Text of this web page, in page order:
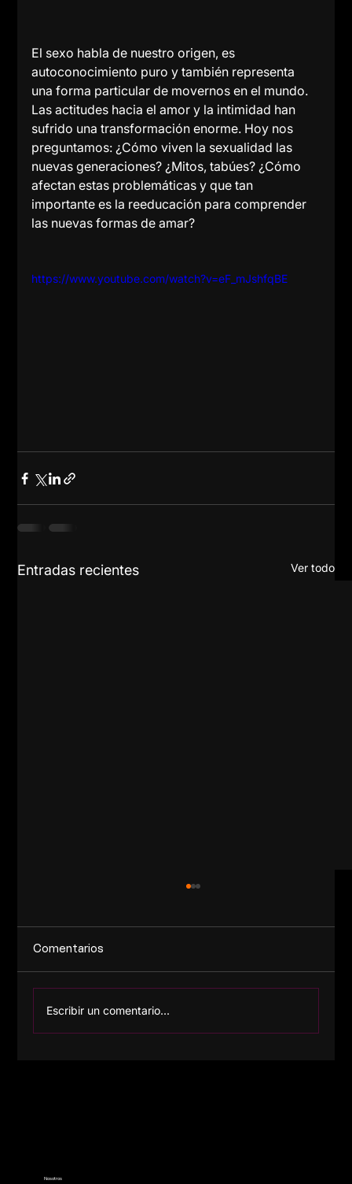
El sexo habla de nuestro origen, es
autoconocimiento puro y también representa
una forma particular de movernos en el mundo.
Las actitudes hacia el amor y la intimidad han
sufrido una transformación enorme. Hoy nos
preguntamos: ¿Cómo viven la sexualidad las
nuevas generaciones? ¿Mitos, tabúes? ¿Cómo
afectan estas problemáticas y que tan
importante es la reeducación para comprender
las nuevas formas de amar?
https://www.youtube.com/watch?v=eF_mJshfqBE
Entradas recientes Ver todo
Comentarios
Escribir un comentario...
Nosotros